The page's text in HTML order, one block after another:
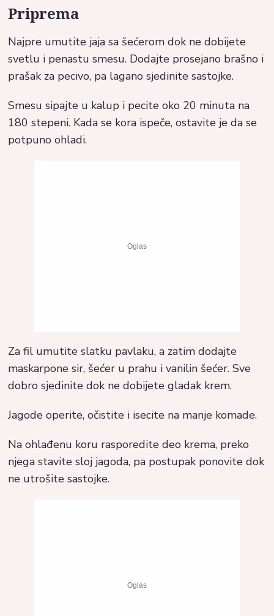
Priprema
Najpre umutite jaja sa šećerom dok ne dobijete
svetlu i penastu smesu. Dodajte prosejano brašno i
prašak za pecivo, pa lagano sjedinite sastojke.
Smesu sipajte u kalup i pecite oko 20 minuta na
180 stepeni. Kada se kora ispeče, ostavite je da se
potpuno ohladi.
Za fil umutite slatku pavlaku, a zatim dodajte
maskarpone sir, šećer u prahu i vanilin šećer. Sve
dobro sjedinite dok ne dobijete gladak krem.
Jagode operite, očistite i isecite na manje komade.
Na ohlađenu koru rasporedite deo krema, preko
njega stavite sloj jagoda, pa postupak ponovite dok
ne utrošite sastojke.